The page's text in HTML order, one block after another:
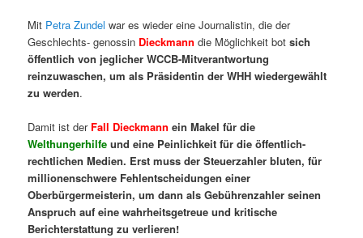
Mit Petra Zundelwar es wieder eine Journalistin, die der
Geschlechts- genossin Dieckmann die Möglichkeit botsich
öffentlich von jeglicher WCCB-Mitverantwortung
reinzuwaschen, um als Präsidentin der WHH wiedergewählt
zu werden.
Damit ist der Fall Dieckmannein Makel für die
Welthungerhilfeund eine Peinlichkeit für die öffentlich-
rechtlichen Medien. Erst muss der Steuerzahler bluten, für
millionenschwere Fehlentscheidungen einer
Oberbürgermeisterin, um dann als Gebührenzahler seinen
Anspruch auf eine wahrheitsgetreue und kritische
Berichterstattung zu verlieren!